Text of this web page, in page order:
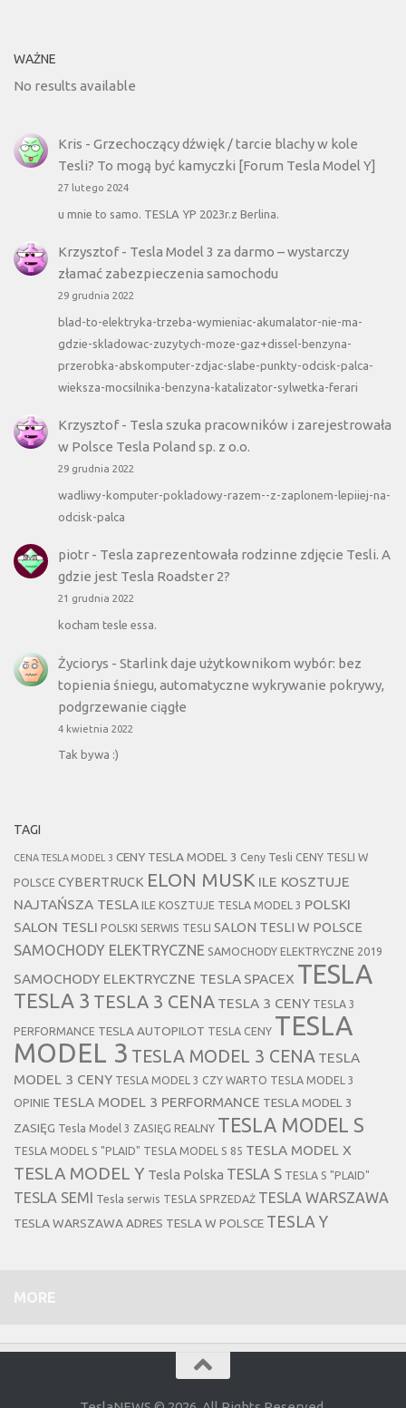
WAŻNE
No results available
Kris - Grzechoczący dźwięk / tarcie blachy w kole
Tesli? To mogą być kamyczki [Forum Tesla Model Y]
27 lutego 2024
u mnie to samo. TESLA YP 2023r.z Berlina.
Krzysztof- Tesla Model 3 za darmo – wystarczy
złamać zabezpieczenia samochodu
29 grudnia 2022
blad-to-elektryka-trzeba-wymieniac-akumalator-nie-ma-
gdzie-skladowac-zuzytych-moze-gaz+dissel-benzyna-
przerobka-abskomputer-zdjac-slabe-punkty-odcisk-palca-
wieksza-mocsilnika-benzyna-katalizator-sylwetka-ferari
Krzysztof- Tesla szuka pracowników i zarejestrowała
w Polsce Tesla Poland sp. z o.o.
29 grudnia 2022
wadliwy-komputer-pokladowy-razem--z-zaplonem-lepiiej-na-
odcisk-palca
piotr- Tesla zaprezentowała rodzinne zdjęcie Tesli. A
gdzie jest Tesla Roadster 2?
21 grudnia 2022
kocham tesle essa.
Życiorys - Starlink daje użytkownikom wybór: bez
topienia śniegu, automatyczne wykrywanie pokrywy,
podgrzewanie ciągłe
4 kwietnia 2022
Tak bywa :)
TAGI
CENA TESLA MODEL 3 CENY TESLA MODEL 3 Ceny Tesli CENY TESLI W
POLSCE CYBERTRUCK ELON MUSK ILE KOSZTUJE
NAJTAŃSZA TESLA ILE KOSZTUJE TESLA MODEL 3 POLSKI
SALON TESLI POLSKI SERWIS TESLI SALON TESLI W POLSCE
SAMOCHODY ELEKTRYCZNE SAMOCHODY ELEKTRYCZNE 2019
SAMOCHODY ELEKTRYCZNE TESLA SPACEX TESLA
TESLA 3 TESLA 3 CENA TESLA 3 CENY TESLA 3
PERFORMANCE TESLA AUTOPILOT TESLA CENY TESLA
MODEL 3 TESLA MODEL 3 CENA TESLA
MODEL 3 CENY TESLA MODEL 3 CZY WARTO TESLA MODEL 3
OPINIE TESLA MODEL 3 PERFORMANCE TESLA MODEL 3
ZASIĘG Tesla Model 3 ZASIĘG REALNY TESLA MODEL S
TESLA MODEL S "PLAID" TESLA MODEL S 85 TESLA MODEL X
TESLA MODEL Y Tesla Polska TESLA S TESLA S "PLAID"
TESLA SEMI Tesla serwis TESLA SPRZEDAŻ TESLA WARSZAWA
TESLA WARSZAWA ADRES TESLA W POLSCE TESLA Y
MORE